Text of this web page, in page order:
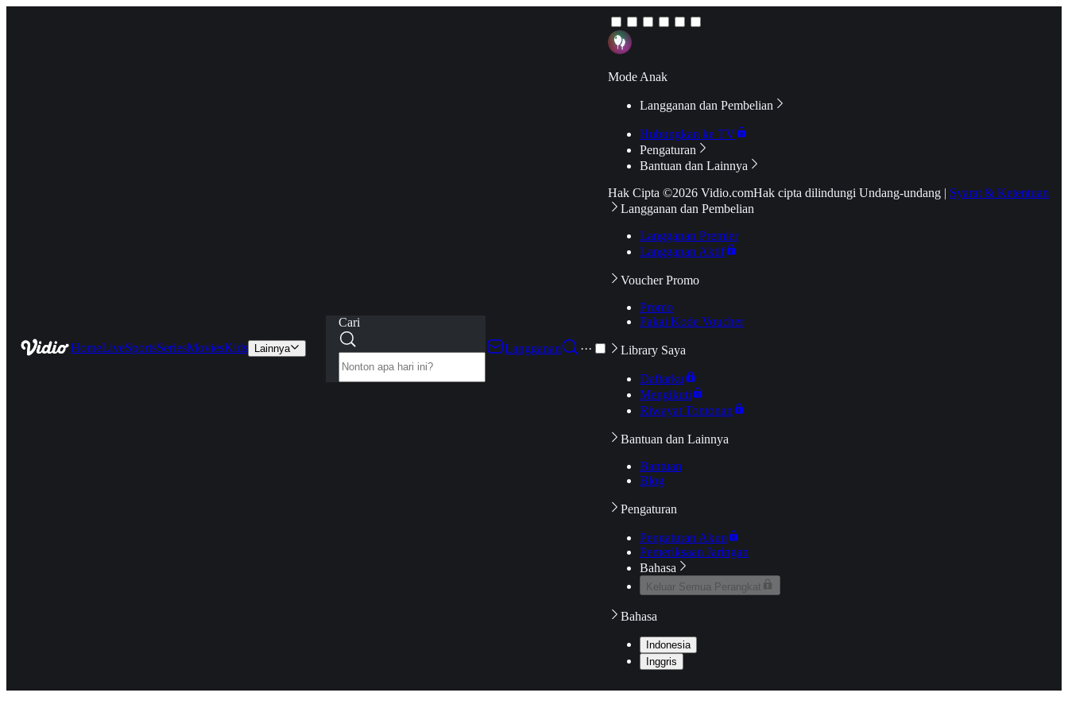
HomeLiveSportsSeriesMoviesKids Lainnya
Cari
Langganan
···
Mode Anak
Langganan dan Pembelian
Hubungkan ke TV
Pengaturan
Bantuan dan Lainnya
Hak Cipta ©2026 Vidio.comHak cipta dilindungi Undang-undang | Syarat & Ketentuan
Langganan dan Pembelian
Langganan Premier
Langganan Aktif
Voucher Promo
Promo
Pakai Kode Voucher
Library Saya
Daftarku
Mengikuti
Riwayat Tontonan
Bantuan dan Lainnya
Bantuan
Blog
Pengaturan
Pengaturan Akun
Pemeriksaan Jaringan
Bahasa
Keluar Semua Perangkat
Bahasa
Indonesia
Inggris